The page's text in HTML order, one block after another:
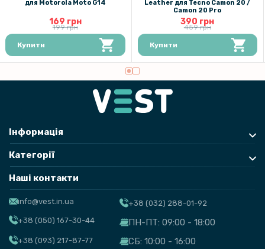
для Motorola Moto G14
169 грн
199 грн
Купити
Leather для Tecno Camon 20 /
Camon 20 Pro
390 грн
459 грн
Купити
Інформація
Категорії
Наші контакти
info@vest.in.ua
+38 (050) 167-30-44
+38 (093) 217-87-77
+38 (032) 288-01-92
ПН-ПТ: 09:00 - 18:00
СБ: 10:00 - 16:00